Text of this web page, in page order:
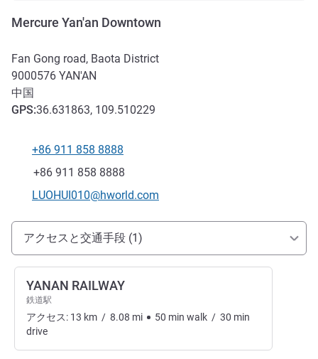
Mercure Yan'an Downtown
Fan Gong road, Baota District
9000576 YAN'AN
中国
GPS:36.631863, 109.510229
電話番号
+86 911 858 8888
ファックス
+86 911 858 8888
Eメール
LUOHUI010@hworld.com
アクセスと交通機関
アクセスと交通手段 (1)
YANAN RAILWAY
鉄道駅
アクセス: 13 km / 8.08 mi 50 min walk / 30 min
drive